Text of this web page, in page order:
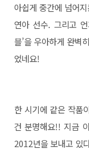
아쉽게 중간에 넘어
연아 선수. 그리고
블’을 우아하게 완벽
었네요!
한 시기에 같은 작품
건 분명해요!! 지금
2012년을 보내고 있